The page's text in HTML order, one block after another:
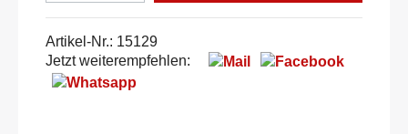
Artikel-Nr.: 15129
Jetzt weiterempfehlen: